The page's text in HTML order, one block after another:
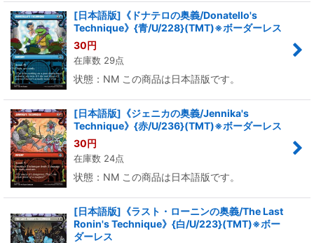
[日本語版]《ドナテロの奥義/Donatello's
Technique》{青/U/228}(TMT)※ボーダーレス
30円
在庫数 29点
状態：NM この商品は日本語版です。
[日本語版]《ジェニカの奥義/Jennika's
Technique》{赤/U/236}(TMT)※ボーダーレス
30円
在庫数 24点
状態：NM この商品は日本語版です。
[日本語版]《ラスト・ローニンの奥義/The Last
Ronin's Technique》{白/U/223}(TMT)※ボー
ダーレス